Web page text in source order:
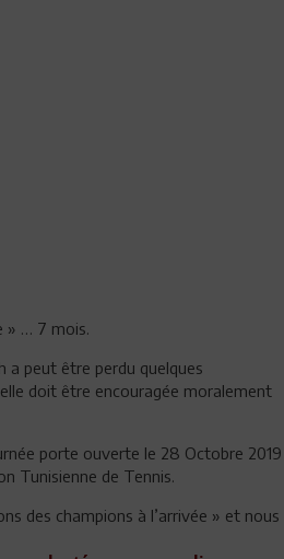
» … 7 mois.
a peut être perdu quelques
doit être encouragée moralement
porte ouverte le 28 Octobre 2019
Tunisienne de Tennis.
des champions à l’arrivée » et nous